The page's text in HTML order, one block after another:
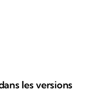
les versions